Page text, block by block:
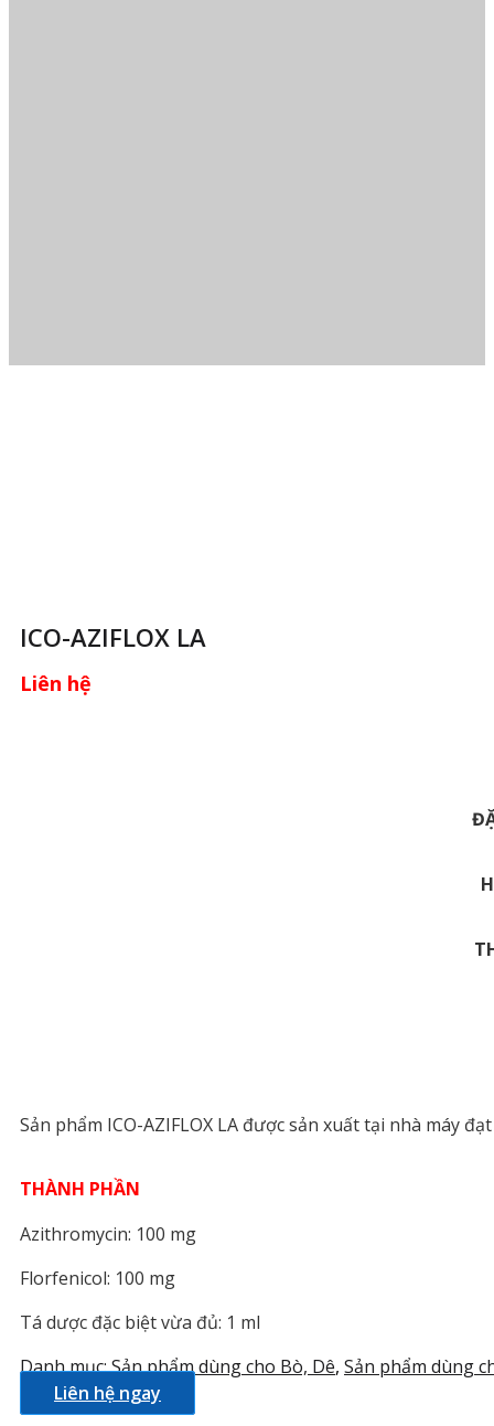
ICO-AZIFLOX LA
Liên hệ
Sản phẩm ICO-AZIFLOX LA được sản xuất tại nhà máy
THÀNH PHẦN
Azithromycin: 100 mg
Florfenicol: 100 mg
Tá dược đặc biệt vừa đủ: 1 ml
Danh mục:Sản phẩm dùng cho Bò, Dê, Sản phẩm dùng
Liên hệ ngay